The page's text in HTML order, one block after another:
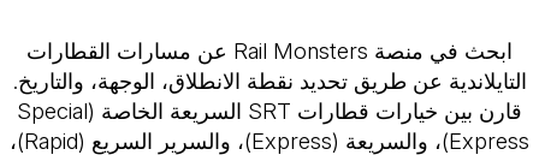
ابحث في منصة Rail Monsters عن مسارات القطارات
التايلاندية عن طريق تحديد نقطة الانطلاق، الوجهة، والتاريخ.
قارن بين خيارات قطارات SRT السريعة الخاصة (Special
Express)، والسريعة (Express)، والسرير السريع (Rapid)،